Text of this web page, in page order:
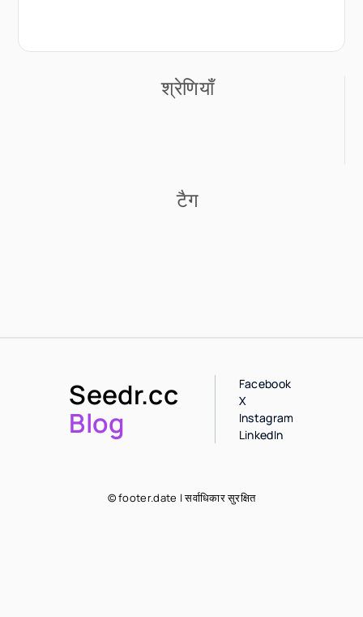
श्रेणियाँ
टैग
Seedr.cc
Blog
Facebook
X
Instagram
LinkedIn
© footer.date | सर्वाधिकार सुरक्षित